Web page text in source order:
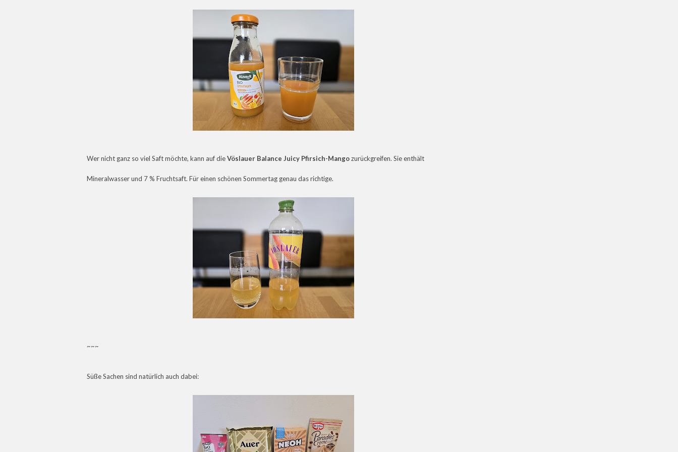
Wer nicht ganz so viel Saft möchte, kann auf dieVöslauer Balance Juicy Pfirsich-Mangozurückgreifen. Sie enthält
Mineralwasser und 7 % Fruchtsaft. Für einen schönen Sommertag genau das richtige.
~~~
Süße Sachen sind natürlich auch dabei: